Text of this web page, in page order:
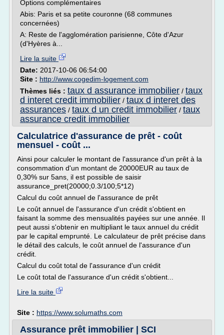
Options complémentaires
Abis: Paris et sa petite couronne (68 communes
concernées)
A: Reste de l'agglomération parisienne, Côte d'Azur
(d'Hyères à...
Lire la suite
Date: 2017-10-06 06:54:00
Site : http://www.cogedim-logement.com
Thèmes liés : taux d assurance immobilier / taux
d interet credit immobilier / taux d interet des
assurances / taux d un credit immobilier / taux
assurance credit immobilier
Calculatrice d'assurance de prêt - coût
mensuel - coût ...
Ainsi pour calculer le montant de l'assurance d'un prêt à la
consommation d'un montant de 20000EUR au taux de
0,30% sur 5ans, il est possible de saisir
assurance_pret(20000;0.3/100;5*12)
Calcul du coût annuel de l'assurance de prêt
Le coût annuel de l'assurance d'un crédit s'obtient en
faisant la somme des mensualités payées sur une année. Il
peut aussi s'obtenir en multipliant le taux annuel du crédit
par le capital emprunté. Le calculateur de prêt précise dans
le détail des calculs, le coût annuel de l'assurance d'un
crédit.
Calcul du coût total de l'assurance d'un crédit
Le coût total de l'assurance d'un crédit s'obtient...
Lire la suite
Site : https://www.solumaths.com
Assurance prêt immobilier | SCI